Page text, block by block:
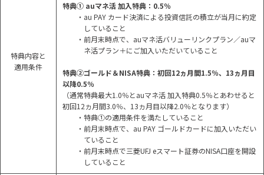
特典内容と
適用条件
特典① auマネ活 加入特典：0.5％
・au PAY カード決済による投資信託の積立が当月に約定
していること
・前月末時点で、auマネ活バリューリンクプラン／auマ
ネ活プラン＋にご加入いただいていること
特典②ゴールド＆NISA特典：初回12ヵ月間1.5％、13ヵ月目
以降0.5％
（通常特典最大1.0％とauマネ活 加入特典0.5％とあわせると
初回12ヵ月間3.0％、13ヵ月目以降2.0％となります）
・特典①の適用条件を満たしていること
・前月末時点で、au PAY ゴールドカードに加入いただい
ていること
・前月末時点で三菱UFJ eスマート証券のNISA口座を開設
していること